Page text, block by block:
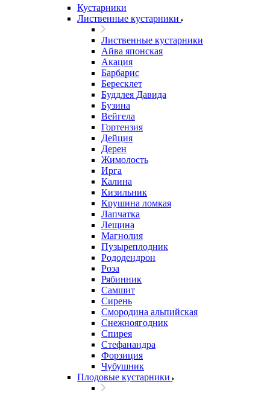
Кустарники
Лиственные кустарники
Лиственные кустарники
Айва японская
Акация
Барбарис
Бересклет
Буддлея Давида
Бузина
Вейгела
Гортензия
Дейция
Дерен
Жимолость
Ирга
Калина
Кизильник
Крушина ломкая
Лапчатка
Лещина
Магнолия
Пузыреплодник
Рододендрон
Роза
Рябинник
Самшит
Сирень
Смородина альпийская
Снежноягодник
Спирея
Стефанандра
Форзиция
Чубушник
Плодовые кустарники